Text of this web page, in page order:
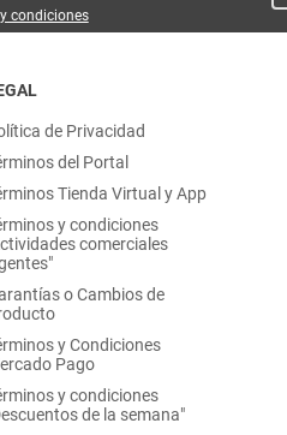
condiciones
de Privacidad
del Portal
Tienda Virtual y App
y condiciones
comerciales
o Cambios de
y Condiciones
Pago
y condiciones
de la semana"